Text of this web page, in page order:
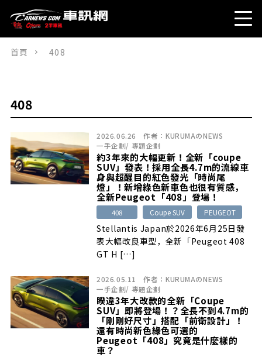
首頁 408
408
2026.06.26 作者： KURUMAのNEWS
一手企劃/ 專題企劃
約3年來的大幅更新！全新「coupe
SUV」發表！採用全長4.7m的流線車
身與超醒目的紅色發光「時尚尾
燈」！新增綠色新車色也很有質感，
全新Peugeot「408」登場！
408 Coupe SUV PEUGEOT
Stellantis Japan於2026年6月25日發
表大幅改良車型，全新「Peugeot 408
GT H […]
2026.05.11 作者： KURUMAのNEWS
一手企劃/ 專題企劃
睽違3年大改款的全新「Coupe
SUV」即將登場！？全長不到4.7m的
「剛剛好尺寸」搭配「前衛設計」！
還有時尚新色綠色可選的
Peugeot「408」究竟是什麼樣的
車？